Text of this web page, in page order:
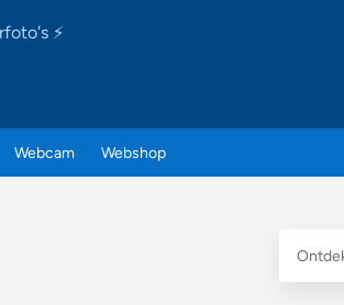
⚡
Webcam Webshop